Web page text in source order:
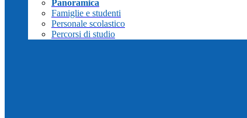
Panoramica
Famiglie e studenti
Personale scolastico
Percorsi di studio